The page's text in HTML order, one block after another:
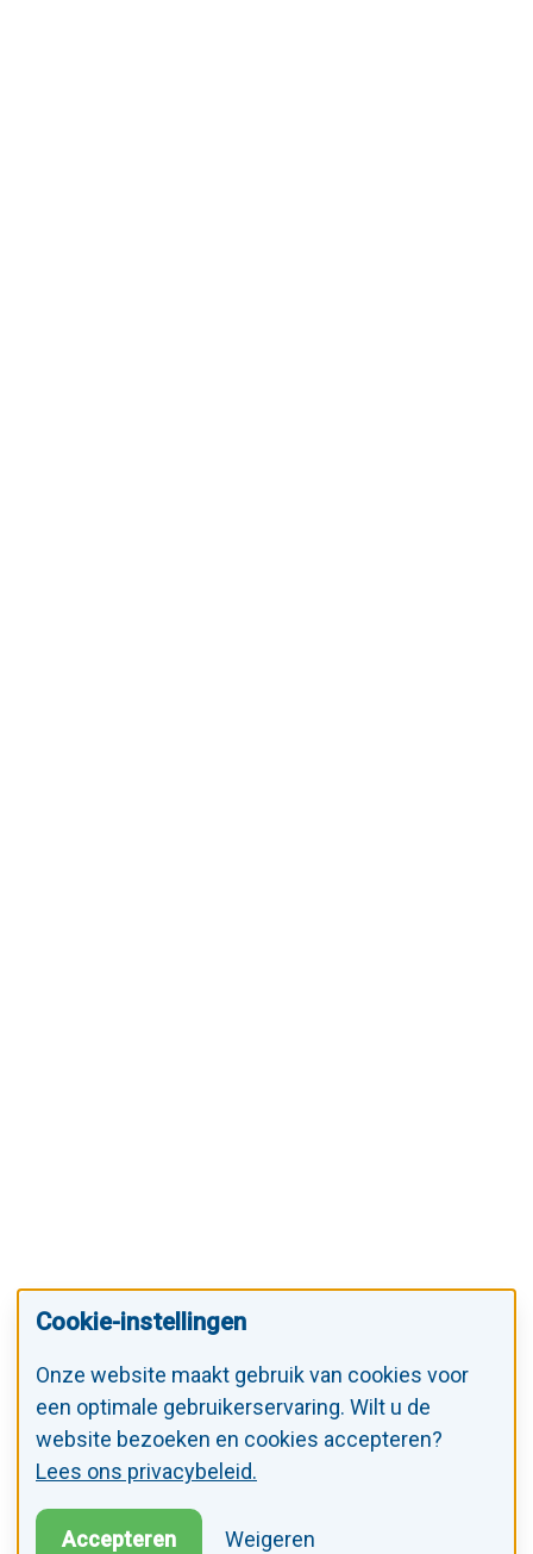
Cookie-instellingen
Onze website maakt gebruik van cookies voor
een optimale gebruikerservaring. Wilt u de
website bezoeken en cookies accepteren?
Lees ons privacybeleid.
Accepteren Weigeren